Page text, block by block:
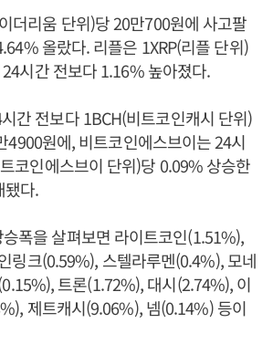
더리움 단위)당 20만700원에 사고팔
올랐다. 리플은 1XRP(리플 단위)
시간 전보다 1.16% 높아졌다.
간 전보다 1BCH(비트코인캐시 단위)
4900원에, 비트코인에스브이는 24시
코인에스브이 단위)당 0.09% 상승한
됐다.
폭을 살펴보면 라이트코인(1.51%),
링크(0.59%), 스텔라루멘(0.4%), 모네
트론(1.72%), 대시(2.74%), 이
제트캐시(9.06%), 넴(0.14%) 등이